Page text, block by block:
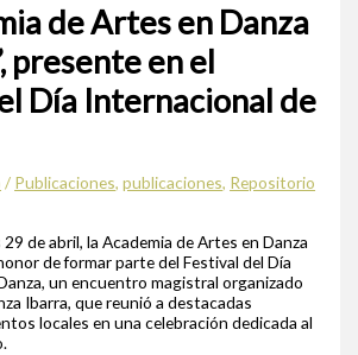
de Artes en Danza
presente en el
Día Internacional de
/ Publicaciones,publicaciones, Repositorio
de abril, la Academia de Artes en Danza
de formar parte del Festival del Día
un encuentro magistral organizado
Ibarra, que reunió a destacadas
locales en una celebración dedicada al